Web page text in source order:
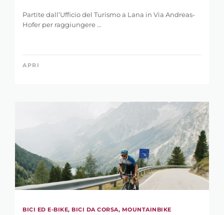
Partite dall’Ufficio del Turismo a Lana in Via Andreas-
Hofer per raggiungere ...
APRI
BICI ED E-BIKE, BICI DA CORSA, MOUNTAINBIKE